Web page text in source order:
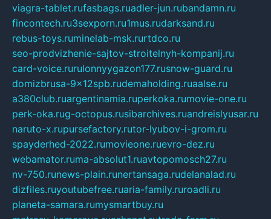
viagra-tablet.rufasbags.ruadler-jun.rubandamn.ru
fincontech.ru3sexporn.ru1mus.rudarksand.ru
rebus-toys.ruminelab-msk.rurtdco.ru
seo-prodvizhenie-sajtov-stroitelnyh-kompanij.ru
card-voice.rurulonnyygazon177.rusnow-guard.ru
domizbrusa-9x12spb.rudemaholding.ruaalse.ru
a380club.ruargentinamia.ruperkoka.rumovie-one.ru
perk-oka.rug-octopus.rusibarchives.ruandreislyusar.ru
naruto-x.rupursefactory.rutor-lyubov-i-grom.ru
spayderhed-2022.rumovieone.ruevro-dez.ru
webamator.ruma-absolut1.ruavtopomosch27.ru
nv-750.runews-plain.runertansaga.rudelanalad.ru
dizfiles.ruyoutubefree.ruaria-family.ruroadli.ru
planeta-samara.rumysmartbuy.ru